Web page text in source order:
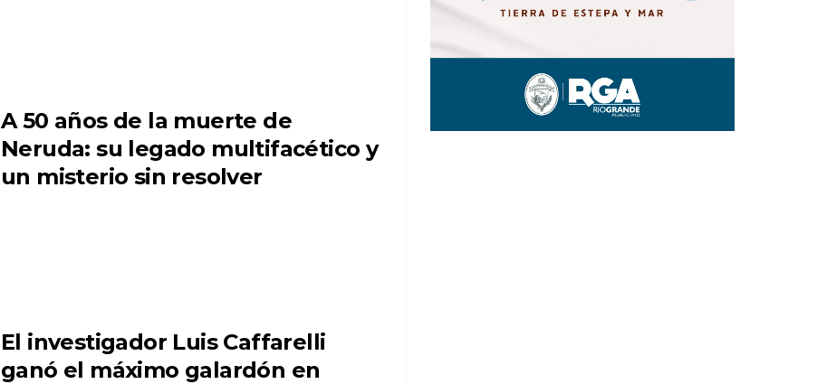
A 50 años de la muerte de
Neruda: su legado multifacético y
un misterio sin resolver
El investigador Luis Caffarelli
ganó el máximo galardón en